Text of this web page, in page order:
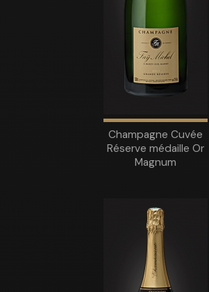
Champagne Cuvée
Réserve médaille Or
Magnum